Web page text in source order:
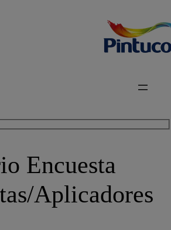
Encuesta
Aplicadores